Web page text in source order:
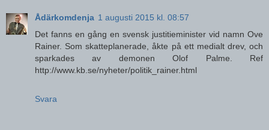
Ådärkomdenja 1 augusti 2015 kl. 08:57
Det fanns en gång en svensk justitieminister vid namn Ove
Rainer. Som skatteplanerade, åkte på ett medialt drev, och
sparkades av demonen Olof Palme. Ref
http://www.kb.se/nyheter/politik_rainer.html
Svara